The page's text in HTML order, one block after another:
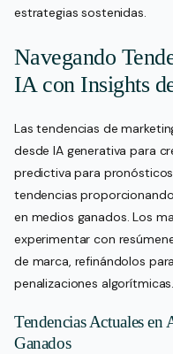
estrategias sostenidas.
Navegando
IA con Insights
Las tendencias de
desde IA generativa para
predictiva para
tendencias
en medios ganados. Los
experimentar con
de marca, refinándolos
penalizaciones algorítmicas.
Tendencias Actuales
Ganados